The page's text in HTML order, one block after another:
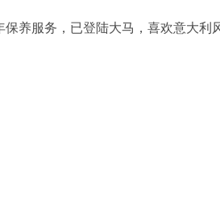
养服务，已登陆大马，喜欢意大利